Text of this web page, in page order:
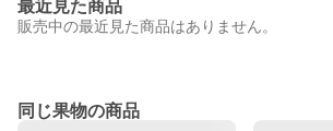
最近見た商品
販売中の最近見た商品はありません。
同じ果物の商品